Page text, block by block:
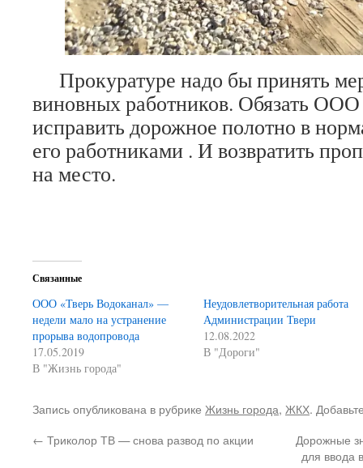
Прокуратуре надо бы принять
виновных работников. Обязать ООО
исправить дорожное полотно в
его работниками . И возвратить
на место.
Связанные
ООО «Тверь Водоканал» —
недели мало на устранение
прорыва водопровода
17.05.2019
В "Жизнь города"
Неудовлетворительная работа
Администрации Твери
12.08.2022
В "Дороги"
Запись опубликована в рубрике Жизнь города, ЖКХ.
← Триколор ТВ — снова развод по акции
Дорожные
для ввода